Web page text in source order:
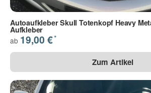
Autoaufkleber Skull Totenkopf Heavy
Aufkleber
ab 19,00 €*
Zum Artikel